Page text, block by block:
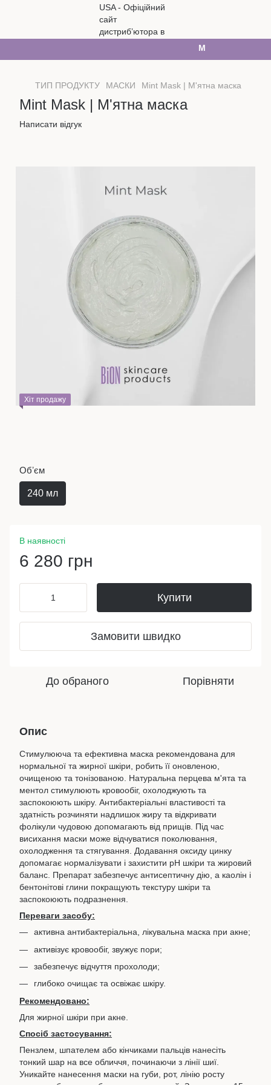
Ми працюємо. Все
ТИП ПРОДУКТУ МАСКИ Mint Mask | М'ятна маска
Mint Mask | М'ятна маска
Написати відгук
Хіт продажу
Обʼєм
240 мл
В наявності
6 280 грн
Купити
Замовити швидко
До обраного Порівняти
Опис
Стимулююча та ефективна маска рекомендована для
нормальної та жирної шкіри, робить її оновленою,
очищеною та тонізованою. Натуральна перцева м'ята та
ментол стимулюють кровообіг, охолоджують та
заспокоюють шкіру. Антибактеріальні властивості та
здатність розчиняти надлишок жиру та відкривати
фолікули чудовою допомагають від прищів. Під час
висихання маски може відчуватися поколювання,
охолодження та стягування. Додавання оксиду цинку
допомагає нормалізувати і захистити рН шкіри та жировий
баланс. Препарат забезпечує антисептичну дію, а каолін і
бентонітові глини покращують текстуру шкіри та
заспокоюють подразнення.
Переваги засобу:
активна антибактеріальна, лікувальна маска при акне;
активізує кровообіг, звужує пори;
забезпечує відчуття прохолоди;
глибоко очищає та освіжає шкіру.
Рекомендовано:
Для жирної шкіри при акне.
Спосіб застосування:
Пензлем, шпателем або кінчиками пальців нанесіть
тонкий шар на все обличчя, починаючи з лінії шиї.
Уникайте нанесення маски на губи, рот, лінію росту